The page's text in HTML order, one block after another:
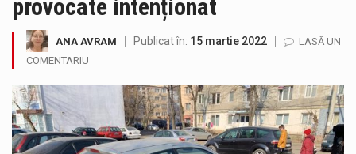
Fostul deputat si primar Cătălin Cherecheș a fost invitat la Horia Nasra Show unde a sustinut o dezbatere pe teme…
Liceul Ucrainean „Taras Șevcenko” din Sighetu Marmației, singurul liceu din România cu predare în limba ucraineană, are potențialul de a-și…
provocate intenționat
ANA AVRAM Publicat în: 15 martie 2022
LASĂ UN
COMENTARIU